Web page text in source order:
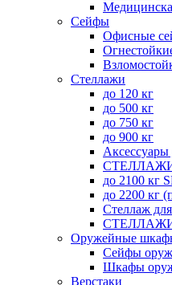
Сейфы
Офисные
Стеллажи
до 120 кг
до 500 кг
до 750 кг
до 900 кг
Аксессуары
до 2100 кг
до 2200 кг
Стеллаж
СТЕЛЛАЖИ
Оружейные
Сейфы
Шкафы
Верстаки